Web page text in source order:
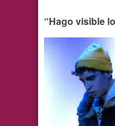
“Hago visible